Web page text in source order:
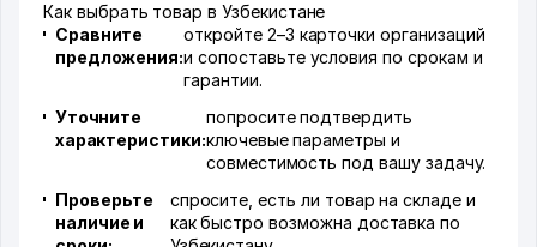
Как выбрать товар в Узбекистане
Сравните
предложения:
откройте 2–3 карточки организаций
и сопоставьте условия по срокам и
гарантии.
Уточните
характеристики:
попросите подтвердить
ключевые параметры и
совместимость под вашу задачу.
Проверьте
наличие и
спросите, есть ли товар на складе и
как быстро возможна доставка по